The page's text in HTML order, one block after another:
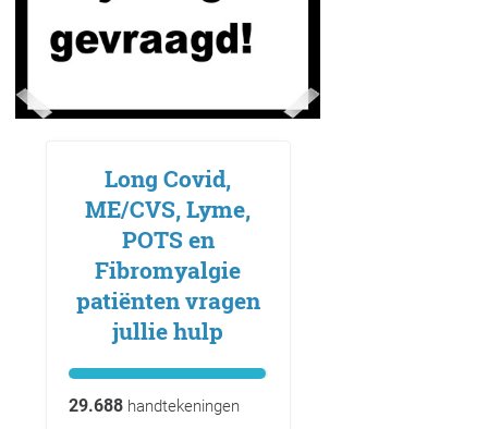
Long Covid,
ME/CVS, Lyme,
POTS en
Fibromyalgie
patiënten vragen
jullie hulp
29.688handtekeningen